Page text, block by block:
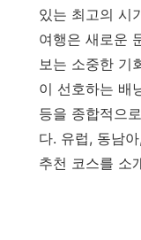
있는 최고의 시
여행은 새로운
보는 소중한 기
이 선호하는 배
등을 종합적으
다. 유럽, 동남
추천 코스를 소